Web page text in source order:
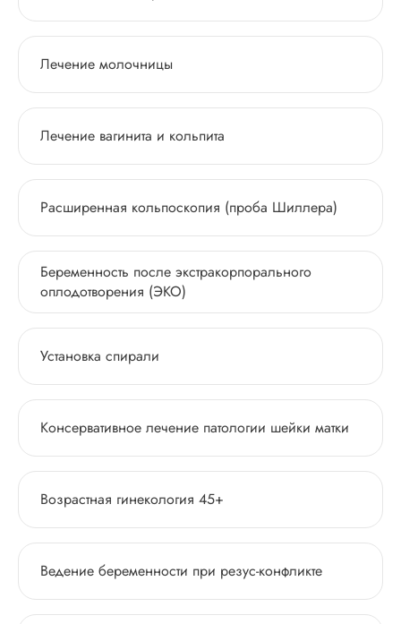
Лечение молочницы
Лечение вагинита и кольпита
Расширенная кольпоскопия (проба Шиллера)
Беременность после экстракорпорального
оплодотворения (ЭКО)
Установка спирали
Консервативное лечение патологии шейки матки
Возрастная гинекология 45+
Ведение беременности при резус-конфликте